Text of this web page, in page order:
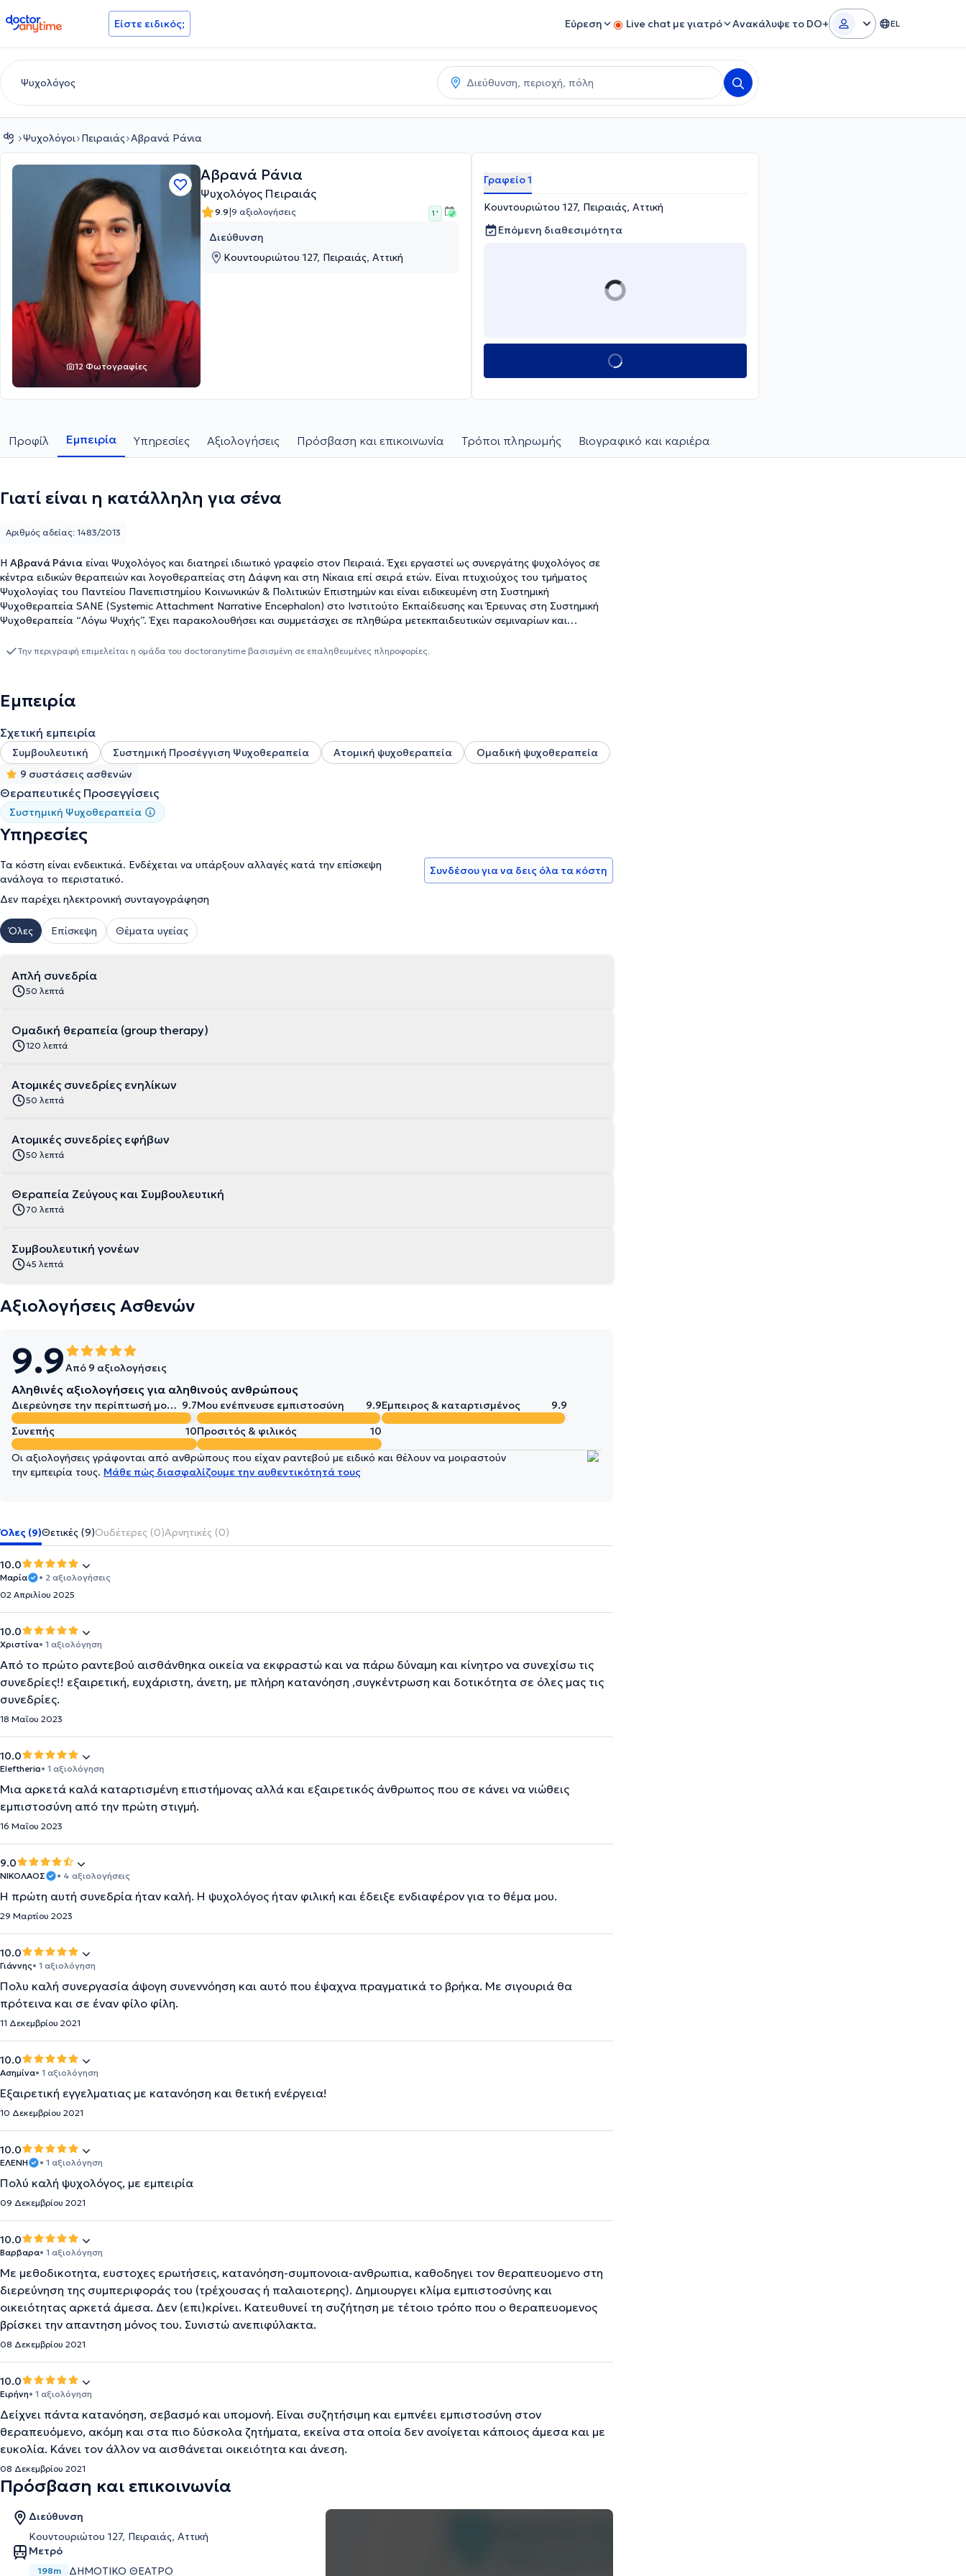
doctoranytime Είστε ειδικός; Εύρεση Live chat με γιατρό Ανακάλυψε το DO+ EL
Ψυχολόγοι Πειραιάς Αβρανά Ράνια
12 Φωτογραφίες
Αβρανά Ράνια
Ψυχολόγος Πειραιάς
9.9|9 αξιολογήσεις 1 '
Διεύθυνση
Κουντουριώτου 127, Πειραιάς, Αττική
Γραφείο 1
Κουντουριώτου 127, Πειραιάς, Αττική
Επόμενη διαθεσιμότητα
Προφίλ Εμπειρία Υπηρεσίες Αξιολογήσεις Πρόσβαση και επικοινωνία Τρόποι πληρωμής Βιογραφικό και καριέρα
Γιατί είναι η κατάλληλη για σένα
Η Αβρανά Ράνια είναι Ψυχολόγος και διατηρεί ιδιωτικό γραφείο στον Πειραιά. Έχει εργαστεί ως συνεργάτης ψυχολόγος σε
κέντρα ειδικών θεραπειών και λογοθεραπείας στη Δάφνη και στη Νίκαια επί σειρά ετών. Είναι πτυχιούχος του τμήματος
Ψυχολογίας του Παντείου Πανεπιστημίου Κοινωνικών & Πολιτικών Επιστημών και είναι ειδικευμένη στη Συστημική
Ψυχοθεραπεία SANE (Systemic Attachment Narrative Encephalon) στο Ινστιτούτο Εκπαίδευσης και Έρευνας στη Συστημική
Ψυχοθεραπεία “Λόγω Ψυχής”. Έχει παρακολουθήσει και συμμετάσχει σε πληθώρα μετεκπαιδευτικών σεμιναρίων και
ιδιωτικά κέντρα, καθώς και σε σχολείο και παιδικό σταθμό, με βασικό γνώμονα τη θεραπεία ενηλίκων, παιδιών, εφήβων και
Αριθμός αδείας: 1483/2013
Την περιγραφή επιμελείται η ομάδα του doctoranytime βασισμένη σε επαληθευμένες πληροφορίες.
Εμπειρία
Σχετική εμπειρία
Συμβουλευτική Συστημική Προσέγγιση Ψυχοθεραπεία Ατομική ψυχοθεραπεία
Ομαδική ψυχοθεραπεία
9 συστάσεις ασθενών
Θεραπευτικές Προσεγγίσεις
Συστημική Ψυχοθεραπεία
Υπηρεσίες
Τα κόστη είναι ενδεικτικά. Ενδέχεται να υπάρξουν αλλαγές κατά την επίσκεψη
ανάλογα το περιστατικό.
Δεν παρέχει ηλεκτρονική συνταγογράφηση
Συνδέσου για να δεις όλα τα κόστη
Όλες Επίσκεψη Θέματα υγείας
Απλή συνεδρία
50 λεπτά
Ομαδική θεραπεία (group therapy)
120 λεπτά
Ατομικές συνεδρίες ενηλίκων
50 λεπτά
Ατομικές συνεδρίες εφήβων
50 λεπτά
Θεραπεία Ζεύγους και Συμβουλευτική
70 λεπτά
Συμβουλευτική γονέων
45 λεπτά
Αξιολογήσεις Ασθενών
9.9Από 9 αξιολογήσεις
Αληθινές αξιολογήσεις για αληθινούς ανθρώπους
Διερεύνησε την περίπτωσή μου σε βάθος 9.7Μου ενέπνευσε εμπιστοσύνη 9.9Έμπειρος & καταρτισμένος
9.9
Συνεπής
10Προσιτός & φιλικός 10
Οι αξιολογήσεις γράφονται από ανθρώπους που είχαν ραντεβού με ειδικό και θέλουν να μοιραστούν
την εμπειρία τους. Μάθε πώς διασφαλίζουμε την αυθεντικότητά τους
Όλες (9)Θετικές (9)Ουδέτερες (0)Αρνητικές (0)
10.0
Μαρία
• 2 αξιολογήσεις
02 Απριλίου 2025
10.0
Χριστίνα• 1 αξιολόγηση
Από το πρώτο ραντεβού αισθάνθηκα οικεία να εκφραστώ και να πάρω δύναμη και κίνητρο να συνεχίσω τις
συνεδρίες!! εξαιρετική, ευχάριστη, άνετη, με πλήρη κατανόηση ,συγκέντρωση και δοτικότητα σε όλες μας τις
συνεδρίες.
18 Μαΐου 2023
10.0
Eleftheria• 1 αξιολόγηση
Μια αρκετά καλά καταρτισμένη επιστήμονας αλλά και εξαιρετικός άνθρωπος που σε κάνει να νιώθεις
εμπιστοσύνη από την πρώτη στιγμή.
16 Μαΐου 2023
9.0
ΝΙΚΟΛΑΟΣ • 4 αξιολογήσεις
Η πρώτη αυτή συνεδρία ήταν καλή. Η ψυχολόγος ήταν φιλική και έδειξε ενδιαφέρον για το θέμα μου.
29 Μαρτίου 2023
10.0
Γιάννης• 1 αξιολόγηση
Πολυ καλή συνεργασία άψογη συνεννόηση και αυτό που έψαχνα πραγματικά το βρήκα. Με σιγουριά θα
πρότεινα και σε έναν φίλο φίλη.
11 Δεκεμβρίου 2021
10.0
Ασημίνα• 1 αξιολόγηση
Εξαιρετική εγγελματιας με κατανόηση και θετική ενέργεια!
10 Δεκεμβρίου 2021
10.0
ΕΛΈΝΗ • 1 αξιολόγηση
Πολύ καλή ψυχολόγος, με εμπειρία
09 Δεκεμβρίου 2021
10.0
Βαρβαρα• 1 αξιολόγηση
Με μεθοδικοτητα, ευστοχες ερωτήσεις, κατανόηση-συμπονοια-ανθρωπια, καθοδηγει τον θεραπευομενο στη
διερεύνηση της συμπεριφοράς του (τρέχουσας ή παλαιοτερης). Δημιουργει κλίμα εμπιστοσύνης και
οικειότητας αρκετά άμεσα. Δεν (επι)κρίνει. Κατευθυνεί τη συζήτηση με τέτοιο τρόπο που ο θεραπευομενος
βρίσκει την απαντηση μόνος του. Συνιστώ ανεπιφύλακτα.
08 Δεκεμβρίου 2021
10.0
Ειρήνη• 1 αξιολόγηση
Δείχνει πάντα κατανόηση, σεβασμό και υπομονή. Είναι συζητήσιμη και εμπνέει εμπιστοσύνη στον
θεραπευόμενο, ακόμη και στα πιο δύσκολα ζητήματα, εκείνα στα οποία δεν ανοίγεται κάποιος άμεσα και με
ευκολία. Κάνει τον άλλον να αισθάνεται οικειότητα και άνεση.
08 Δεκεμβρίου 2021
Πρόσβαση και επικοινωνία
Διεύθυνση
Κουντουριώτου 127, Πειραιάς, Αττική
Μετρό
198m ΔΗΜΟΤΙΚΟ ΘΕΑΤΡΟ